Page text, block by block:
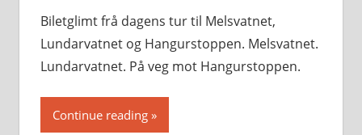
Biletglimt frå dagens tur til Melsvatnet,
Lundarvatnet og Hangurstoppen. Melsvatnet.
Lundarvatnet. På veg mot Hangurstoppen.
Continue reading